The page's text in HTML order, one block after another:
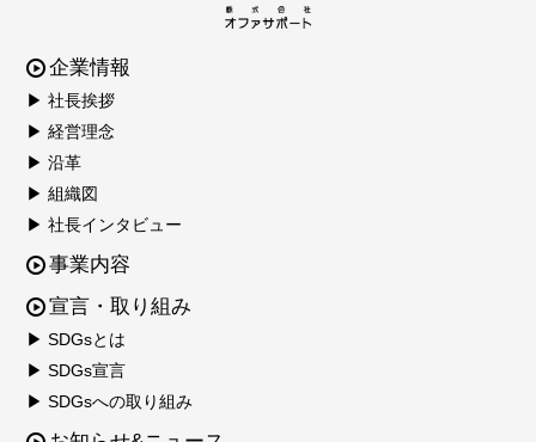
企業情報
▶ 社長挨拶
▶ 経営理念
▶ 沿革
▶ 組織図
▶ 社長インタビュー
事業内容
宣言・取り組み
▶ SDGsとは
▶ SDGs宣言
▶ SDGsへの取り組み